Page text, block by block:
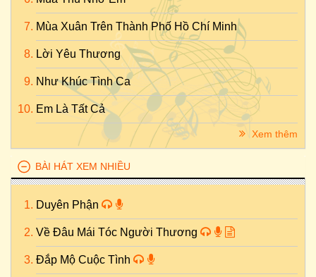
Mùa Xuân Trên Thành Phố Hồ Chí Minh
Lời Yêu Thương
Như Khúc Tình Ca
Em Là Tất Cả
Xem thêm
BÀI HÁT XEM NHIỀU
Duyên Phận
Về Đâu Mái Tóc Người Thương
Đắp Mộ Cuộc Tình